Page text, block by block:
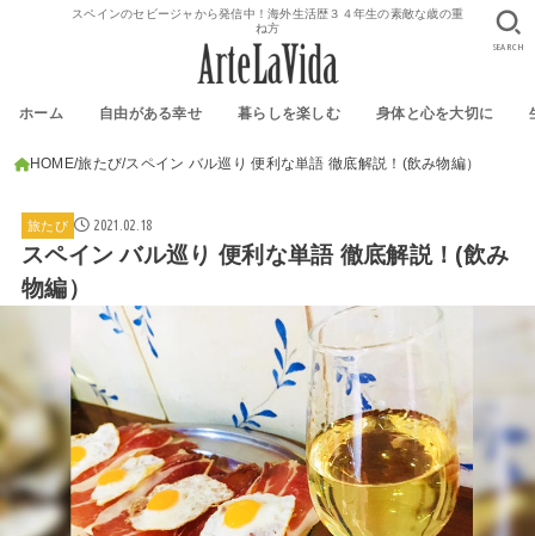
スペインのセビージャから発信中！海外生活歴３４年生の素敵な歳の重
ね方
ホーム 自由がある幸せ 暮らしを楽しむ 身体と心を大切に
SEARCH
HOME 旅たび スペイン バル巡り 便利な単語 徹底解説！(飲み物編）
旅たび 2021.02.18
スペイン バル巡り 便利な単語 徹底解説！(飲み
物編）